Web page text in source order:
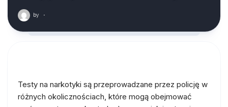
by ·
Testy na narkotyki są przeprowadzane przez policję w
różnych okolicznościach, które mogą obejmować